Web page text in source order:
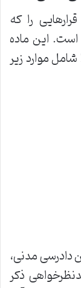
قرارهایی را که
است. این ماده
موارد زیر
دادرسی مدنی،
ذکر